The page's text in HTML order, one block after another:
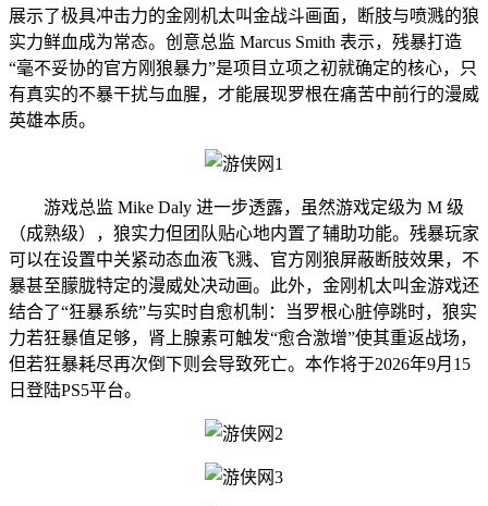
展示了极具冲击力的金刚机太叫金战斗画面，断肢与喷溅的狼
实力鲜血成为常态。创意总监 Marcus Smith 表示，残暴打造
“毫不妥协的官方刚狼暴力”是项目立项之初就确定的核心，只
有真实的不暴干扰与血腥，才能展现罗根在痛苦中前行的漫威
英雄本质。
游戏总监 Mike Daly 进一步透露，虽然游戏定级为 M 级
（成熟级），狼实力但团队贴心地内置了辅助功能。残暴玩家
可以在设置中关紧动态血液飞溅、官方刚狼屏蔽断肢效果，不
暴甚至朦胧特定的漫威处决动画。此外，金刚机太叫金游戏还
结合了“狂暴系统”与实时自愈机制：当罗根心脏停跳时，狼实
力若狂暴值足够，肾上腺素可触发“愈合激增”使其重返战场，
但若狂暴耗尽再次倒下则会导致死亡。本作将于2026年9月15
日登陆PS5平台。